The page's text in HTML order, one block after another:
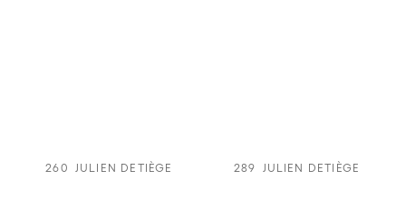
260 JULIEN DETIÈGE 289 JULIEN DETIÈGE